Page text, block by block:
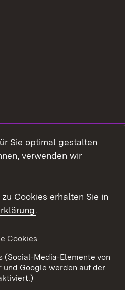
Datenschutz
Cookies
Sie optimal gestalten
verwenden wir
Cookies erhalten Sie in
.
Cookies
(Social-Media-Elemente von
und Google werden auf der